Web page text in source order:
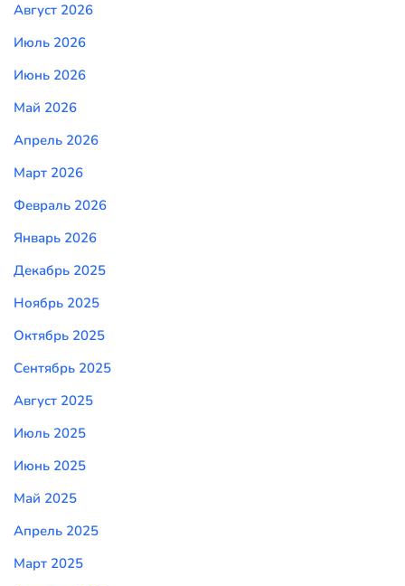
Август 2026
Июль 2026
Июнь 2026
Май 2026
Апрель 2026
Март 2026
Февраль 2026
Январь 2026
Декабрь 2025
Ноябрь 2025
Октябрь 2025
Сентябрь 2025
Август 2025
Июль 2025
Июнь 2025
Май 2025
Апрель 2025
Март 2025